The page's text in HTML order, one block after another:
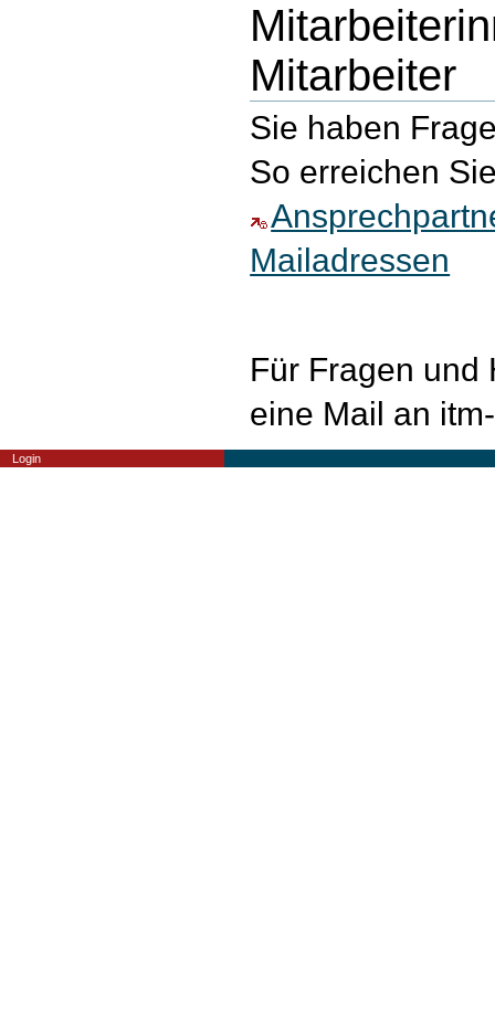
Mitarbeiter
Sie haben
So erreichen
Mailadressen
Für Fragen und
eine Mail an
Benutzerspezifische
Werkzeuge
Login